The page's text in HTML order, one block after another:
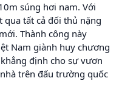
súng hơi nam. Với
tất cả đối thủ nặng
Thành công này
Nam giành huy chương
định cho sự vươn
trên đấu trường quốc